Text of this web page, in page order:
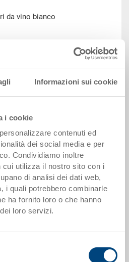
Informazioni sui cookie
i cookie
contenuti ed
dei social media e per
Condividiamo inoltre
cui utilizza il nostro sito con i
di analisi dei dati web,
i quali potrebbero combinarle
ha fornito loro o che hanno
loro servizi.
da vino bianco